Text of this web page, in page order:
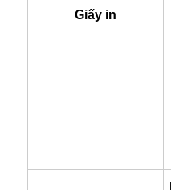
Giấy in